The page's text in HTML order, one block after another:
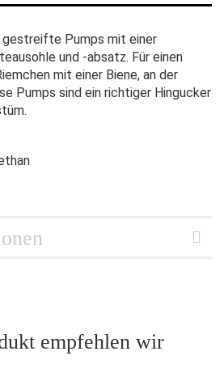
gestreifte Pumps mit einer
und -absatz. Für einen
mit einer Biene, an der
Pumps sind ein richtiger Hingucker
empfehlen wir